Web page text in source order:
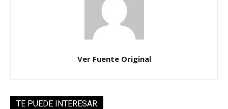
Ver Fuente Original
TE PUEDE INTERESAR